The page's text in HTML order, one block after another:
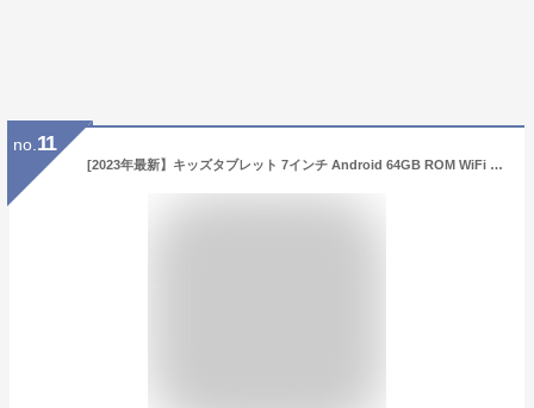
no. 11
[2023年最新】キッズタブレット 7インチ Android 64GB ROM WiFi Bluetooth デュアルカメラ 教育 ゲーム ペアレンタルコントロール iWawa キッズソフト プリインストール キッズタブレット 最新 オクトパスルック